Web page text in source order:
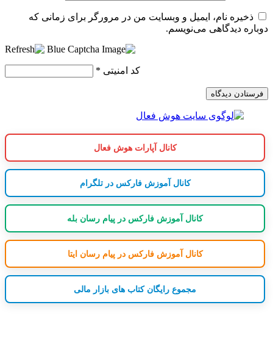
ذخیره نام، ایمیل و وبسایت من در مرورگر برای زمانی که
دوباره دیدگاهی می‌نویسم.
کد امنیتی *
کانال آپارات هوش فعال
کانال آموزش فارکس در تلگرام
کانال آموزش فارکس در پیام رسان بله
کانال آموزش فارکس در پیام رسان ایتا
مجموع رایگان کتاب های بازار مالی